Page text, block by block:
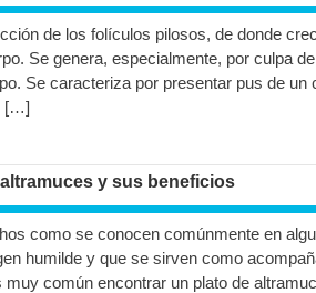
de los folículos pilosos, de donde
Se genera, especialmente, por culpa
Se caracteriza por presentar pus de
[…]
y sus beneficios
como se conocen comúnmente en
humilde y que se sirven como
muy común encontrar un plato de